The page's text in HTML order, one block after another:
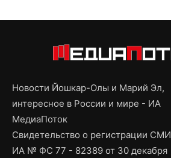
Новости Йошкар-Олы и Марий Эл,
интересное в России и мире - ИА
МедиаПоток
Свидетельство о регистрации СМИ
ИА № ФС 77 - 82389 от 30 декабря